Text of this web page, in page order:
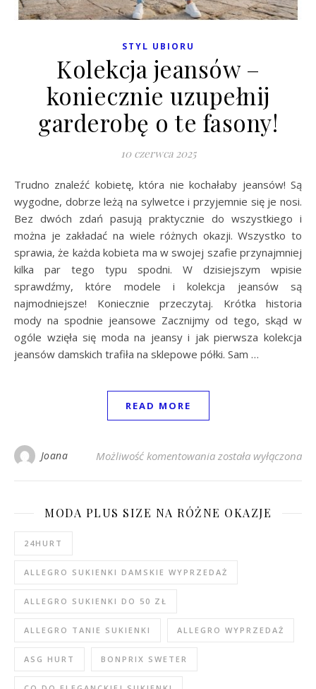
STYL UBIORU
Kolekcja jeansów –
koniecznie uzupełnij
garderobę o te fasony!
10 czerwca 2025
Trudno znaleźć kobietę, która nie kochałaby jeansów! Są
wygodne, dobrze leżą na sylwetce i przyjemnie się je nosi.
Bez dwóch zdań pasują praktycznie do wszystkiego i
można je zakładać na wiele różnych okazji. Wszystko to
sprawia, że każda kobieta ma w swojej szafie przynajmniej
kilka par tego typu spodni. W dzisiejszym wpisie
sprawdźmy, które modele i kolekcja jeansów są
najmodniejsze! Koniecznie przeczytaj. Krótka historia
mody na spodnie jeansowe Zacznijmy od tego, skąd w
ogóle wzięła się moda na jeansy i jak pierwsza kolekcja
jeansów damskich trafiła na sklepowe półki. Sam …
READ MORE
Joana Możliwość komentowania Kolekcja jeansów –
została wyłączona
MODA PLUS SIZE NA RÓŻNE OKAZJE
24HURT
ALLEGRO SUKIENKI DAMSKIE WYPRZEDAŻ
ALLEGRO SUKIENKI DO 50 ZŁ
ALLEGRO TANIE SUKIENKI ALLEGRO WYPRZEDAŻ
ASG HURT BONPRIX SWETER